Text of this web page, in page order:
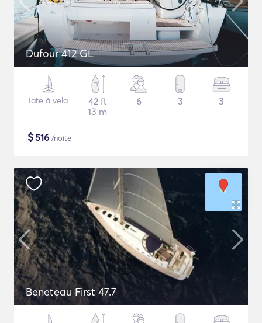
Dufour 412 GL
Iate à vela
42 ft
13 m
6 3 3
$516 /noite
Beneteau First 47.7